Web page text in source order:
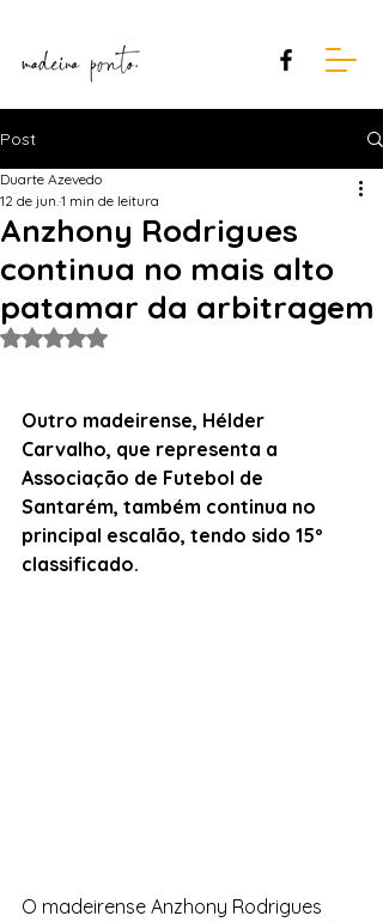
Post
Anzhony Rodrigues
continua no mais alto
patamar da arbitragem
Duarte Azevedo
12 de jun.1 min de leitura
Avaliado com NaN de 5 estrelas.
Outro madeirense, Hélder
Carvalho, que representa a
Associação de Futebol de
Santarém, também continua no
principal escalão, tendo sido 15º
classificado.
O madeirense Anzhony Rodrigues